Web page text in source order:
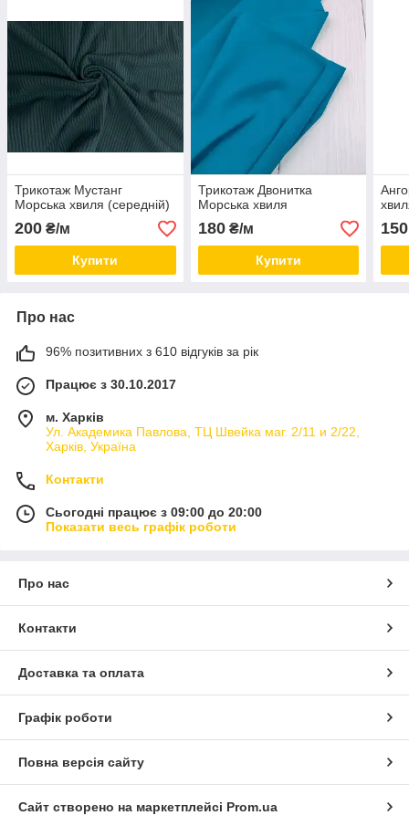
Трикотаж Мустанг
Морська хвиля (середній)
200 ₴/м
Купити
Трикотаж Двонитка
Морська хвиля
180₴/м
Купити
150
Про нас
96% позитивних з 610 відгуків за рік
Працює з 30.10.2017
м. Харків
Ул. Академика Павлова, ТЦ Швейка маг. 2/11 и 2/22,
Харків, Україна
Контакти
Сьогодні працює з 09:00 до 20:00
Показати весь графік роботи
Про нас
Контакти
Доставка та оплата
Графік роботи
Повна версія сайту
Сайт створено на маркетплейсі Prom.ua